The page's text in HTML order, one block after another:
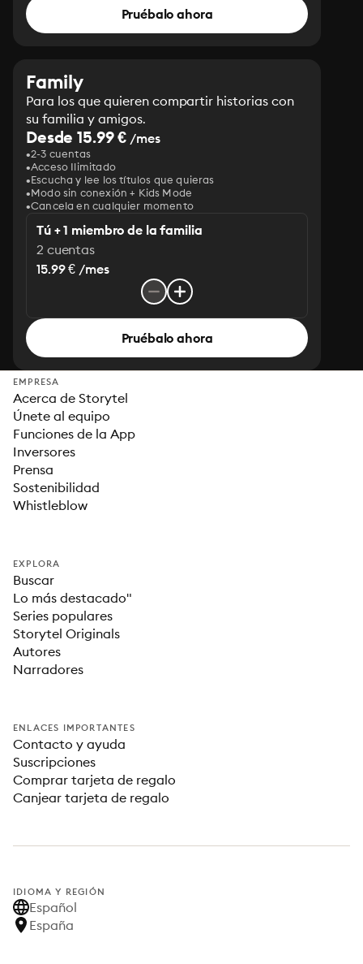
Pruébalo ahora
Family
Para los que quieren compartir historias con
su familia y amigos.
Desde 15.99 € /mes
2-3 cuentas
Acceso Ilimitado
Escucha y lee los títulos que quieras
Modo sin conexión + Kids Mode
Cancela en cualquier momento
Tú + 1 miembro de la familia
2 cuentas
15.99 € /mes
Pruébalo ahora
EMPRESA
Acerca de Storytel
Únete al equipo
Funciones de la App
Inversores
Prensa
Sostenibilidad
Whistleblow
EXPLORA
Buscar
Lo más destacado"
Series populares
Storytel Originals
Autores
Narradores
ENLACES IMPORTANTES
Contacto y ayuda
Suscripciones
Comprar tarjeta de regalo
Canjear tarjeta de regalo
IDIOMA Y REGIÓN
Español
España